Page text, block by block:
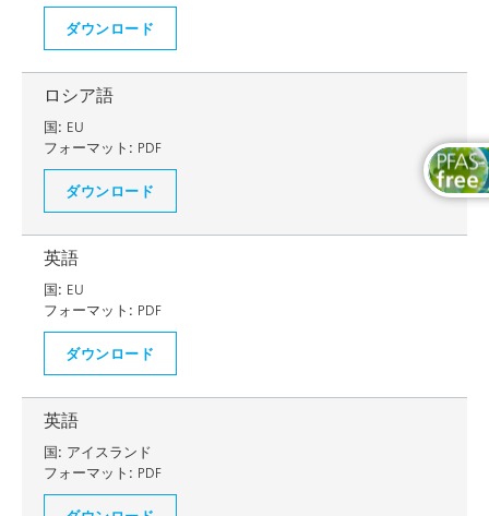
ダウンロード
ロシア語
国: EU
フォーマット: PDF
ダウンロード
英語
国: EU
フォーマット: PDF
ダウンロード
英語
国: アイスランド
フォーマット: PDF